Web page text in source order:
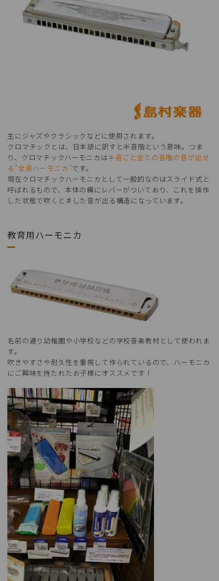
主にジャズやクラシックなどに使用されます。
クロマチックとは、日本語に訳すと半音階という意味。つま
り、クロマチックハーモニカは半音ごと全ての音階の音が出せ
る”全音ハーモニカ”です。
現在クロマチックハーモニカとして一般的なのはスライド式と
呼ばれるもので、本体の横にレバーがついており、これを操作
した状態で吹くと♯した音が出る構造になっています。
教育用ハーモニカ
名前の通り幼稚園や小学校などの学校音楽教材として使われま
す。
吹きやすさや耐久性を重視して作られているので、ハーモニカ
にご興味を持たれたお子様にオススメです！